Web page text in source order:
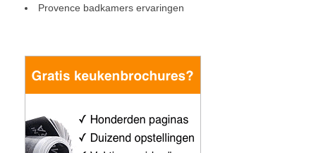
Provence badkamers ervaringen